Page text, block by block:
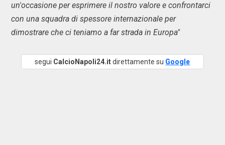
un'occasione per esprimere il nostro valore e confrontarci
con una squadra di spessore internazionale per
dimostrare che ci teniamo a far strada in Europa"
segui CalcioNapoli24.itdirettamente su Google